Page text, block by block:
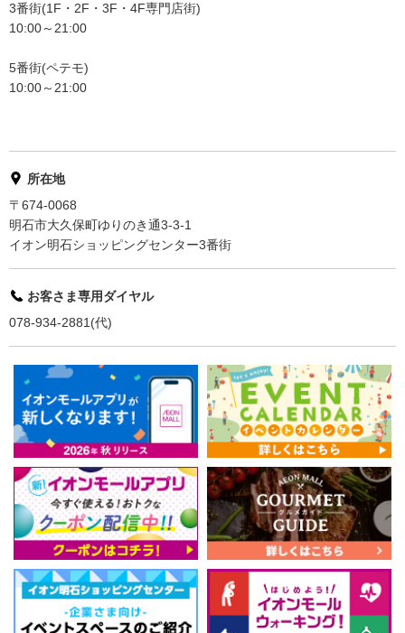
3番街(1F・2F・3F・4F専門店街)
10:00～21:00
5番街(ペテモ)
10:00～21:00
所在地
〒674-0068
明石市大久保町ゆりのき通3-3-1
イオン明石ショッピングセンター3番街
お客さま専用ダイヤル
078-934-2881(代)